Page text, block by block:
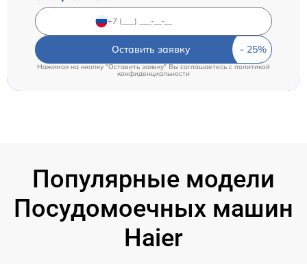
Оставить заявку
Нажимая на кнопку "Оставить заявку" Вы соглашаетесь cполитикой
конфиденциальности
Популярные модели
Посудомоечных машин
Haier